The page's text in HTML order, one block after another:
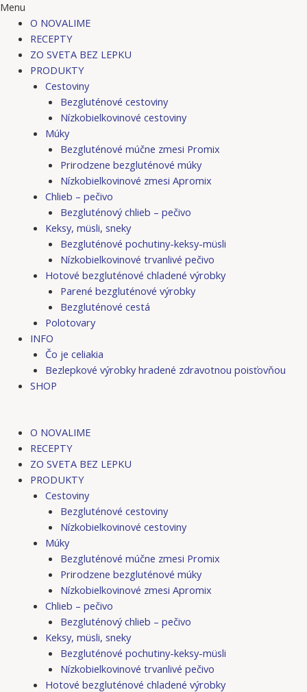
Menu
O NOVALIME
RECEPTY
ZO SVETA BEZ LEPKU
PRODUKTY
Cestoviny
Bezgluténové cestoviny
Nízkobielkovinové cestoviny
Múky
Bezgluténové múčne zmesi Promix
Prirodzene bezgluténové múky
Nízkobielkovinové zmesi Apromix
Chlieb – pečivo
Bezgluténový chlieb – pečivo
Keksy, müsli, sneky
Bezgluténové pochutiny-keksy-müsli
Nízkobielkovinové trvanlivé pečivo
Hotové bezgluténové chladené výrobky
Parené bezgluténové výrobky
Bezgluténové cestá
Polotovary
INFO
Čo je celiakia
Bezlepkové výrobky hradené zdravotnou poisťovňou
SHOP
O NOVALIME
RECEPTY
ZO SVETA BEZ LEPKU
PRODUKTY
Cestoviny
Bezgluténové cestoviny
Nízkobielkovinové cestoviny
Múky
Bezgluténové múčne zmesi Promix
Prirodzene bezgluténové múky
Nízkobielkovinové zmesi Apromix
Chlieb – pečivo
Bezgluténový chlieb – pečivo
Keksy, müsli, sneky
Bezgluténové pochutiny-keksy-müsli
Nízkobielkovinové trvanlivé pečivo
Hotové bezgluténové chladené výrobky